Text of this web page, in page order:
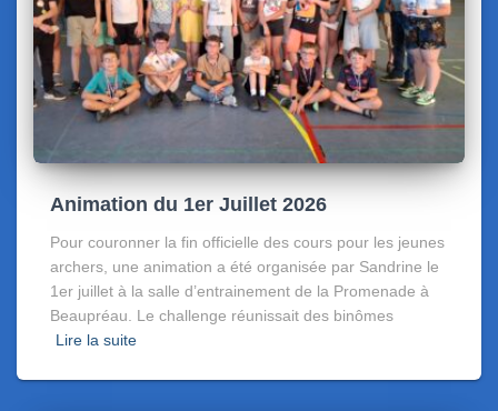
Animation du 1er Juillet 2026
Pour couronner la fin officielle des cours pour les jeunes
archers, une animation a été organisée par Sandrine le
1er juillet à la salle d’entrainement de la Promenade à
Beaupréau. Le challenge réunissait des binômes
Lire la suite